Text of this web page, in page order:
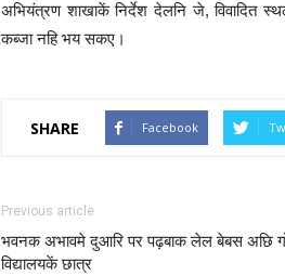
अभियंत्रण शाखाकें निर्देश देलनि जे, विवादित
कब्जा नहि भय सकए।
SHARE Facebook
Previous article
भवनक अभावमे दुआरि पर पढ़बाक लेल बेबस अछि
विद्यालयकें छात्र